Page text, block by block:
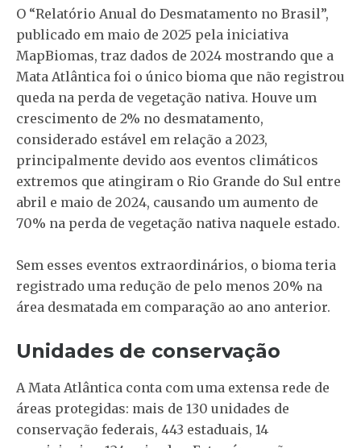
O “Relatório Anual do Desmatamento no Brasil”,
publicado em maio de 2025 pela iniciativa
MapBiomas, traz dados de 2024 mostrando que a
Mata Atlântica foi o único bioma que não registrou
queda na perda de vegetação nativa. Houve um
crescimento de 2% no desmatamento,
considerado estável em relação a 2023,
principalmente devido aos eventos climáticos
extremos que atingiram o Rio Grande do Sul entre
abril e maio de 2024, causando um aumento de
70% na perda de vegetação nativa naquele estado.
Sem esses eventos extraordinários, o bioma teria
registrado uma redução de pelo menos 20% na
área desmatada em comparação ao ano anterior.
Unidades de conservação
A Mata Atlântica conta com uma extensa rede de
áreas protegidas: mais de 130 unidades de
conservação federais, 443 estaduais, 14